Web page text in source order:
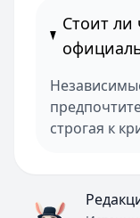
Стоит ли
строгая к